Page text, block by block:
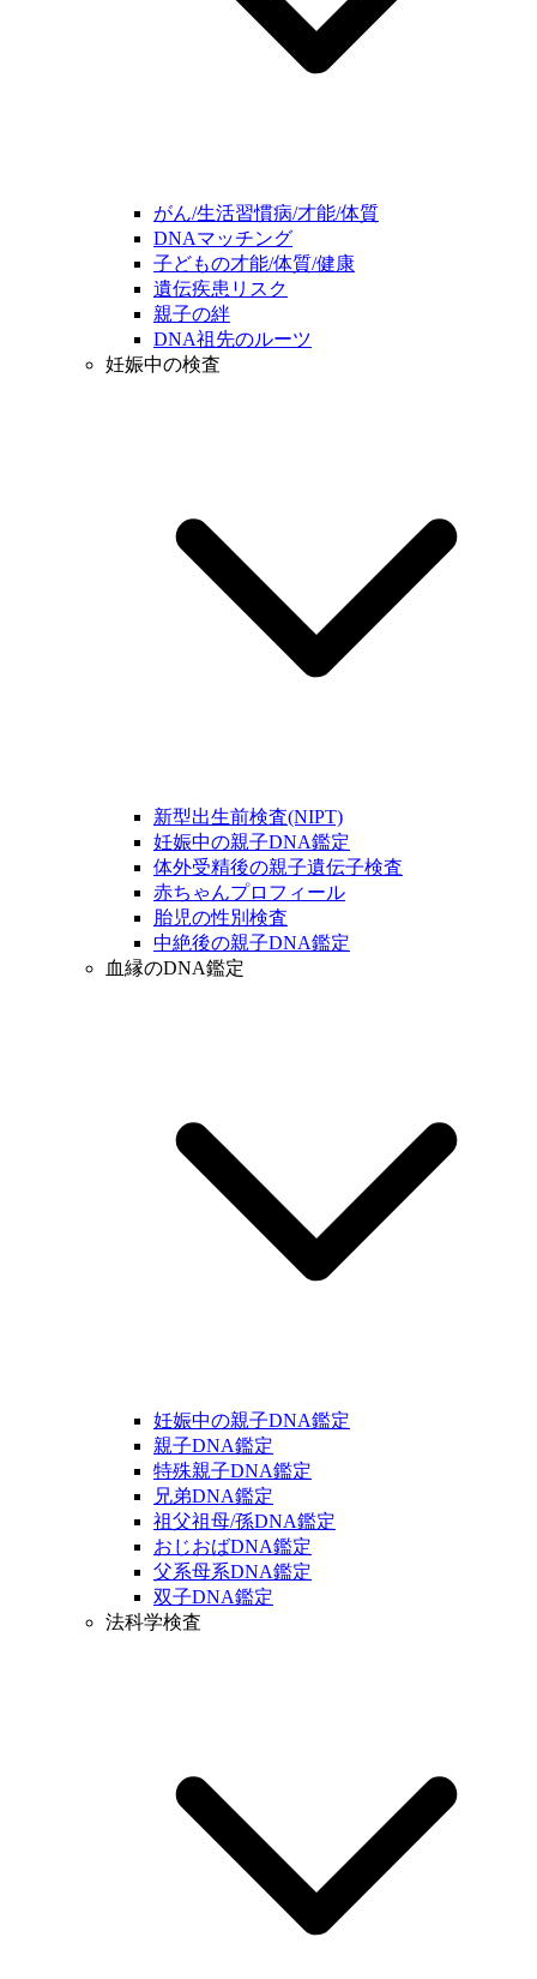
がん/生活習慣病/才能/体質
DNAマッチング
子どもの才能/体質/健康
遺伝疾患リスク
親子の絆
DNA祖先のルーツ
妊娠中の検査
新型出生前検査(NIPT)
妊娠中の親子DNA鑑定
体外受精後の親子遺伝子検査
赤ちゃんプロフィール
胎児の性別検査
中絶後の親子DNA鑑定
血縁のDNA鑑定
妊娠中の親子DNA鑑定
親子DNA鑑定
特殊親子DNA鑑定
兄弟DNA鑑定
祖父祖母/孫DNA鑑定
おじおばDNA鑑定
父系母系DNA鑑定
双子DNA鑑定
法科学検査